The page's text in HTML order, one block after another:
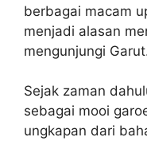
berbagai macam
menjadi alasan
mengunjungi
Sejak zaman
sebagai mooi
ungkapan dari